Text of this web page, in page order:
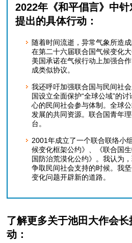
2022年《和平倡言》中
提出的具体行动：
随着时间流逝，异常气象所造
在第二十六届联合国气候变化
美国承诺在气候行动上加强合
成类似协议。
我还呼吁加强联合国与民间社
国设立全面保护“全球公域”的
心的民间社会参与体制。全球
发展的共同资源。联合国青年
台。
2001年成立了一个联合联络小
候变化框架公约》、《联合国
国防治荒漠化公约》。我认为
争取民间社会支持的时候。我
变化问题开辟新的道路。
了解更多关于池田大作会
动：